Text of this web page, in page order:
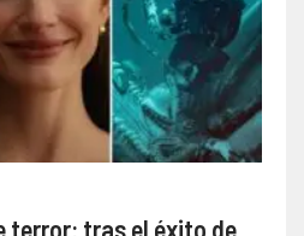
terror: tras el éxito de